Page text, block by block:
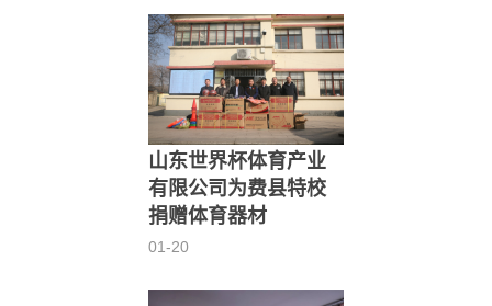
山东世界杯体育产业
有限公司为费县特校
捐赠体育器材
01-20